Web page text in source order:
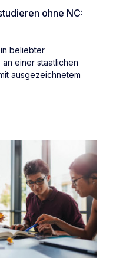
ohne NC:
beliebter
einer staatlichen
ausgezeichnetem